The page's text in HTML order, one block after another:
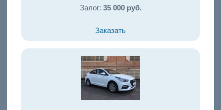
Залог: 35 000 руб.
Заказать